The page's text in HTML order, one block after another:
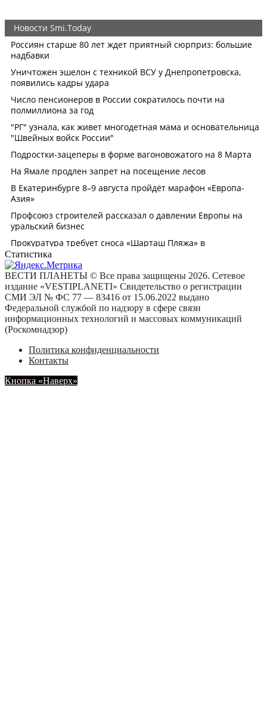
Статистика
ВЕСТИ ПЛАНЕТЫ © Все права защищены 2026. Сетевое
издание «VESTIPLANETI» Свидетельство о регистрации
СМИ ЭЛ № ФС 77 — 83416 от 15.06.2022 выдано
Федеральной службой по надзору в сфере связи
информационных технологий и массовых коммуникаций
(Роскомнадзор)
Политика конфиденциальности
Контакты
Кнопка «Наверх»